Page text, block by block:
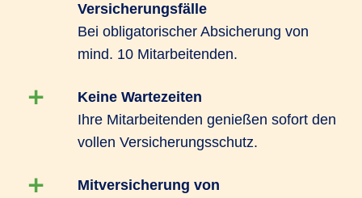
und Beitragsfreistellung in entgeltfreien Zeiten,
sind auch bereits laufende medizinische
Behandlungen im Versicherungsschutz
Mitarbeitenden die Versicherung ohne
Gesundheitsprüfung abschließen.
Schutz vor gravierenden finanziellen Lücken wie
Versicherungsfälle
Bei obligatorischer Absicherung von
mind. 10 Mitarbeitenden.
Keine Wartezeiten
Ihre Mitarbeitenden genießen sofort den
vollen Versicherungsschutz.
Mitversicherung von